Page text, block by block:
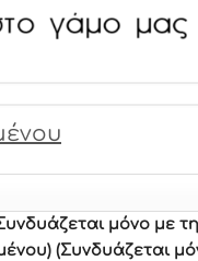
μόνο με
(Συνδυάζεται